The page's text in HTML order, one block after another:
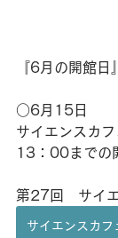
『6月の開館日』
○6月15日
サイエンスカ
13：00までの
第27回　サイ
サイエンスカフ